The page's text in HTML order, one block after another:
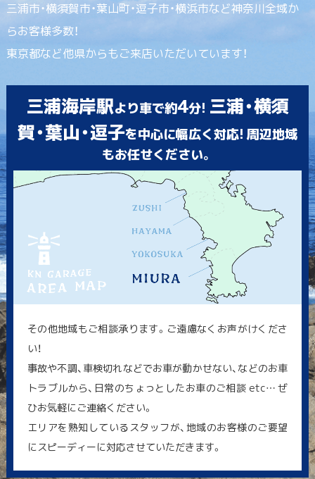
三浦市・横須賀市・葉山町・逗子市・横浜市など神奈川全域か
らお客様多数！
東京都など他県からもご来店いただいています！
三浦海岸駅より車で約4分! 三浦・横須
賀・葉山・逗子を中心に幅広く対応! 周辺地域
もお任せください。
その他地域もご相談承ります。ご遠慮なくお声がけくださ
い！
事故や不調、車検切れなどでお車が動かせない、などのお車
トラブルから、日常のちょっとしたお車のご相談 etc… ぜ
ひお気軽にご連絡ください。
エリアを熟知しているスタッフが、地域のお客様のご要望
にスピーディーに対応させていただきます。